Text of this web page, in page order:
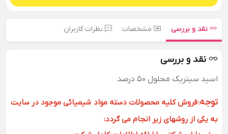
نقد و بررسی مشخصات نظرات کاربران
نقد و بررسی
اسید سیتریک محلول 50 درصد
توجه:فروش کلیه محصولات دسته مواد شیمیائی موجود در سایت
به یکی از روشهای زیر انجام می گردد: